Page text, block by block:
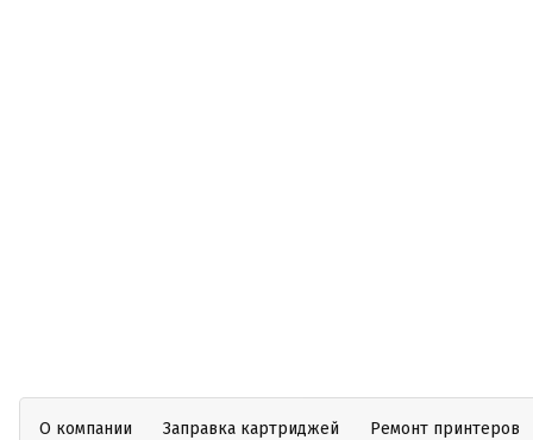
О компании Заправка картриджей Ремонт принтеров